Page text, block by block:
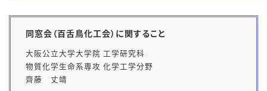
同窓会（百舌鳥化工会）に関すること
大阪公立大学大学院 工学研究科
物質化学生命系専攻 化学工学分野
齊藤 丈靖